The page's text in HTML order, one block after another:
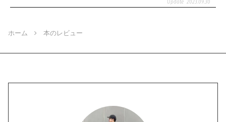
2023.09.30
ホーム 本のレビュー